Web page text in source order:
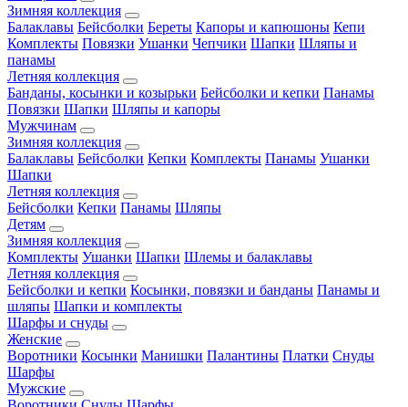
Зимняя коллекция
Балаклавы Бейсболки Береты Капоры и капюшоны Кепи
Комплекты Повязки Ушанки Чепчики Шапки Шляпы и
панамы
Летняя коллекция
Банданы, косынки и козырьки Бейсболки и кепки Панамы
Повязки Шапки Шляпы и капоры
Мужчинам
Зимняя коллекция
Балаклавы Бейсболки Кепки Комплекты Панамы Ушанки
Шапки
Летняя коллекция
Бейсболки Кепки Панамы Шляпы
Детям
Зимняя коллекция
Комплекты Ушанки Шапки Шлемы и балаклавы
Летняя коллекция
Бейсболки и кепки Косынки, повязки и банданы Панамы и
шляпы Шапки и комплекты
Шарфы и снуды
Женские
Воротники Косынки Манишки Палантины Платки Снуды
Шарфы
Мужские